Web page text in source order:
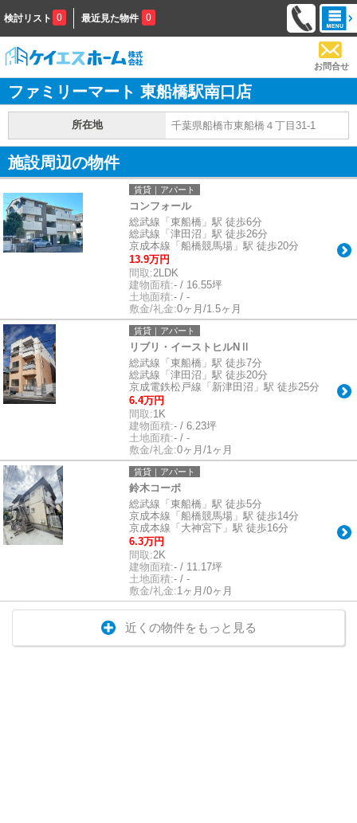
検討リスト 0 最近見た物件 0
お問合せ
ファミリーマート 東船橋駅南口店
所在地 千葉県船橋市東船橋４丁目31-1
施設周辺の物件
賃貸｜アパート
コンフォール
総武線「東船橋」駅 徒歩6分
総武線「津田沼」駅 徒歩26分
京成本線「船橋競馬場」駅 徒歩20分
13.9万円
間取:2LDK
建物面積:- / 16.55坪
土地面積:- / -
敷金/礼金:0ヶ月/1.5ヶ月
賃貸｜アパート
リブリ・イーストヒルNⅡ
総武線「東船橋」駅 徒歩7分
総武線「津田沼」駅 徒歩20分
京成電鉄松戸線「新津田沼」駅 徒歩25分
6.4万円
間取:1K
建物面積:- / 6.23坪
土地面積:- / -
敷金/礼金:0ヶ月/1ヶ月
賃貸｜アパート
鈴木コーポ
総武線「東船橋」駅 徒歩5分
京成本線「船橋競馬場」駅 徒歩14分
京成本線「大神宮下」駅 徒歩16分
6.3万円
間取:2K
建物面積:- / 11.17坪
土地面積:- / -
敷金/礼金:1ヶ月/0ヶ月
近くの物件をもっと見る